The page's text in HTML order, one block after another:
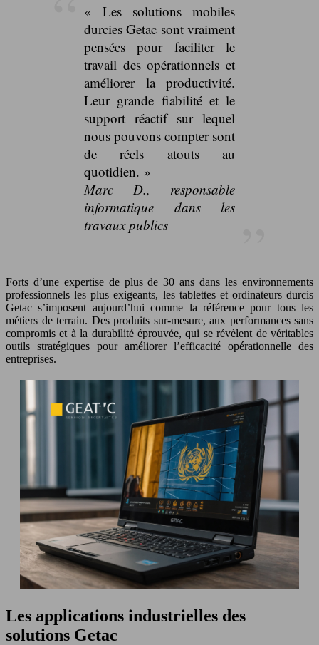
« Les solutions mobiles
durcies Getac sont vraiment
pensées pour faciliter le
travail des opérationnels et
améliorer la productivité.
Leur grande fiabilité et le
support réactif sur lequel
nous pouvons compter sont
de réels atouts au
quotidien. »
Marc D., responsable
informatique dans les
travaux publics
Forts d’une expertise de plus de 30 ans dans les environnements
professionnels les plus exigeants, les tablettes et ordinateurs durcis
Getac s’imposent aujourd’hui comme la référence pour tous les
métiers de terrain. Des produits sur-mesure, aux performances sans
compromis et à la durabilité éprouvée, qui se révèlent de véritables
outils stratégiques pour améliorer l’efficacité opérationnelle des
entreprises.
Les applications industrielles des
solutions Getac